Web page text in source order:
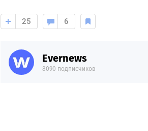
25 6
Evernews
8090 подписчиков